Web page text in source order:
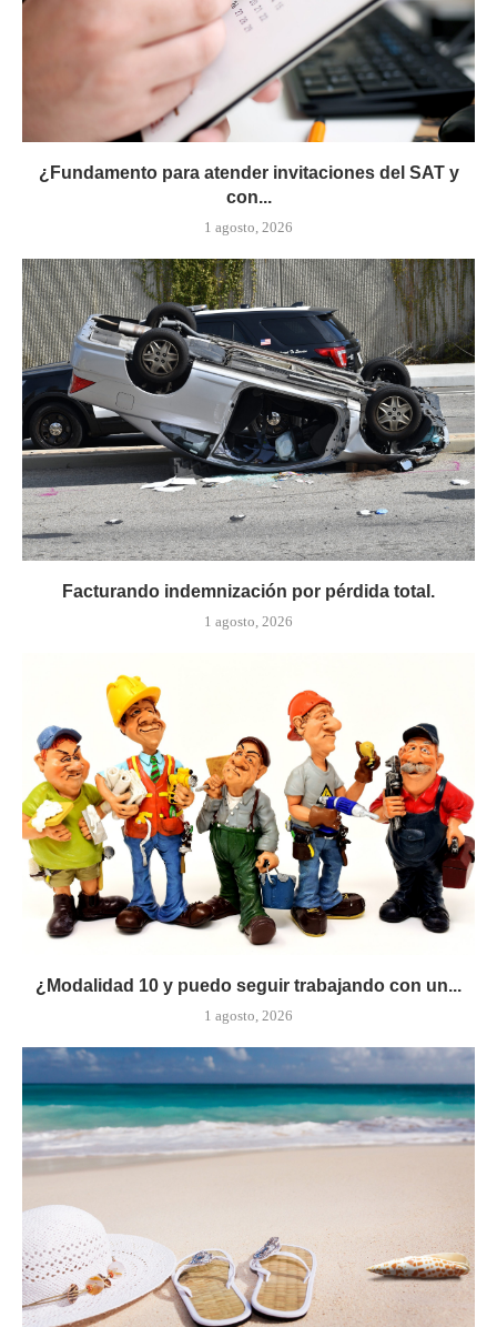
¿Fundamento para atender invitaciones del SAT y
con...
1 agosto, 2026
Facturando indemnización por pérdida total.
1 agosto, 2026
¿Modalidad 10 y puedo seguir trabajando con un...
1 agosto, 2026